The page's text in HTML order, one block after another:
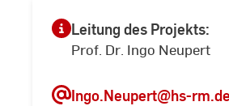
Leitung des Projekts:
Prof. Dr. Ingo Neupert
Ingo.Neupert@hs-rm.de